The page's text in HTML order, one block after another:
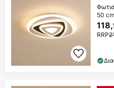
50
RRP